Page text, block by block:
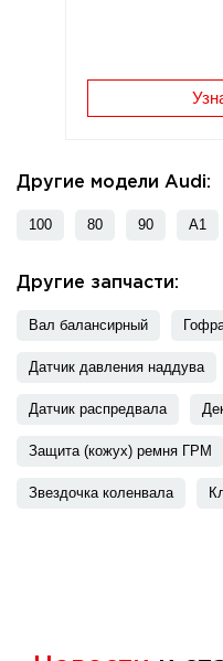
Другие модели Audi:
100 80 90 A1
Другие запчасти:
Вал балансирный
Датчик давления наддува
Датчик распредвала
Защита (кожух) ремня ГРМ
Звездочка коленвала